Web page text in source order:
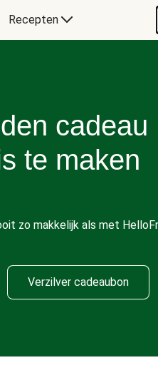
Recepten
cadeau
te maken
zo makkelijk als met
Verzilver cadeaubon